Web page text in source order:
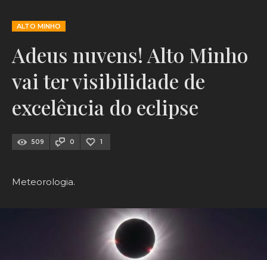
ALTO MINHO
Adeus nuvens! Alto Minho
vai ter visibilidade de
excelência do eclipse
509 0 1
Meteorologia.